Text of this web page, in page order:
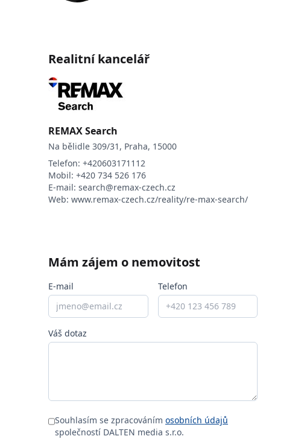
Realitní kancelář
REMAX Search
Na bělidle 309/31, Praha, 15000
Telefon:+420603171112
Mobil:+420 734 526 176
E-mail:search@remax-czech.cz
Web:www.remax-czech.cz/reality/re-max-search/
Mám zájem o nemovitost
E-mail Telefon
Váš dotaz
Souhlasím se zpracováním osobních údajů
společností DALTEN media s.r.o.